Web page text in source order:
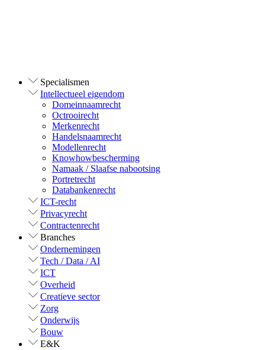
Specialismen
Intellectueel eigendom
Domeinnaamrecht
Octrooirecht
Merkenrecht
Handelsnaamrecht
Modellenrecht
Knowhowbescherming
Namaak / Slaafse nabootsing
Portretrecht
Databankenrecht
ICT-recht
Privacyrecht
Contractenrecht
Branches
Ondernemingen
Tech / Data / AI
ICT
Overheid
Creatieve sector
Zorg
Onderwijs
Bouw
E&K